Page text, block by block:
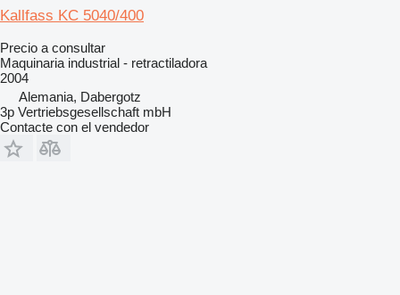
Kallfass KC 5040/400
Precio a consultar
Maquinaria industrial - retractiladora
2004
Alemania, Dabergotz
3p Vertriebsgesellschaft mbH
Contacte con el vendedor